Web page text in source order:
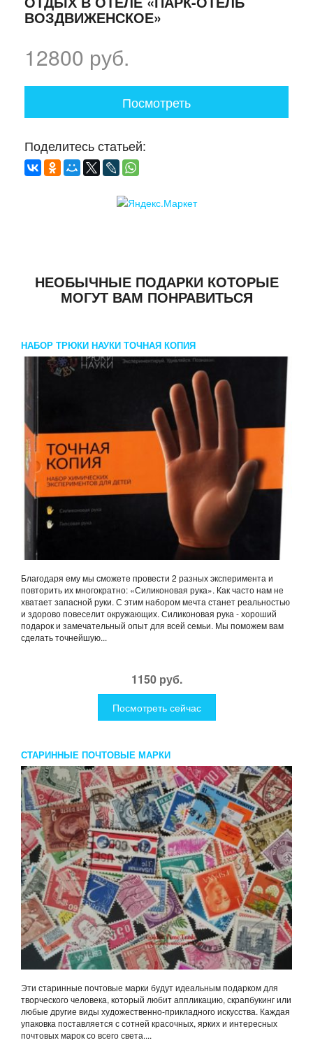
ВОЗДВИЖЕНСКОЕ»
12800 руб.
Посмотреть
Поделитесь статьей:
НЕОБЫЧНЫЕ ПОДАРКИ КОТОРЫЕ
МОГУТ ВАМ ПОНРАВИТЬСЯ
НАБОР ТРЮКИ НАУКИ ТОЧНАЯ КОПИЯ
Благодаря ему мы сможете провести 2 разных эксперимента и
повторить их многократно: «Силиконовая рука». Как часто нам не
хватает запасной руки. С этим набором мечта станет реальностью
и здорово повеселит окружающих. Силиконовая рука - хороший
подарок и замечательный опыт для всей семьи. Мы поможем вам
сделать точнейшую...
1150 руб.
Посмотреть сейчас
СТАРИННЫЕ ПОЧТОВЫЕ МАРКИ
Эти старинные почтовые марки будут идеальным подарком для
творческого человека, который любит аппликацию, скрапбукинг или
любые другие виды художественно-прикладного искусства. Каждая
упаковка поставляется с сотней красочных, ярких и интересных
почтовых марок со всего света....